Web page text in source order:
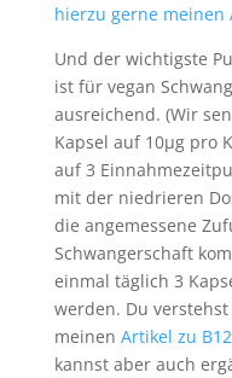
hierzu gerne meinen
Und der wichtigste
ist für vegan
ausreichend. (Wir
Kapsel auf 10µg pro
auf 3
mit der niedrieren
die angemessene
Schwangerschaft
einmal täglich 3
werden. Du
meinen Artikel zu
kannst aber auch